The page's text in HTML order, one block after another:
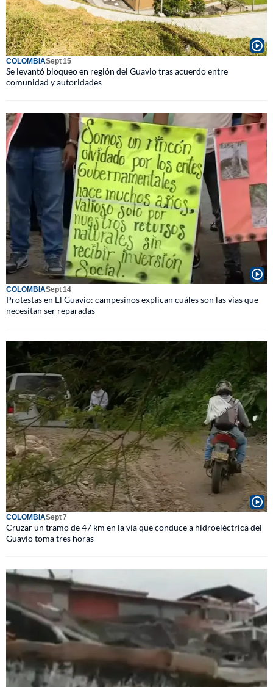
COLOMBIASept 15
Se levantó bloqueo en región del Guavio tras acuerdo entre
comunidad y autoridades
COLOMBIASept 14
Protestas en El Guavio: campesinos explican cuáles son las vías que
necesitan ser reparadas
COLOMBIASept 7
Cruzar un tramo de 47 km en la vía que conduce a hidroeléctrica del
Guavio toma tres horas